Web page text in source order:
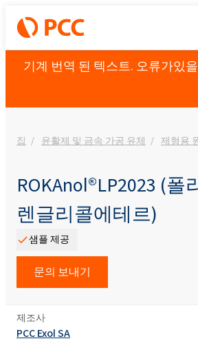
기계 번역 된 텍스트. 오류가있
집 윤활제 및 금속 가공 유체 제형용
ROKAnol®LP2023 (폴
렌글리콜에테르)
샘플 제공
문의 보내기
제조사
PCC Exol SA